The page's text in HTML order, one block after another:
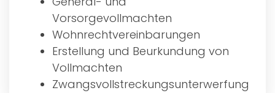
Vorsorgevollmachten
Wohnrechtvereinbarungen
Erstellung und Beurkundung von
Vollmachten
Zwangsvollstreckungsunterwerfung